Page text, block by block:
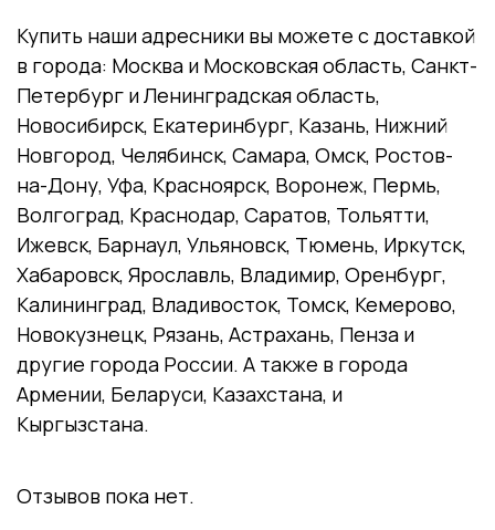
Купить наши адресники вы можете с доставкой
в города: Москва и Московская область, Санкт-
Петербург и Ленинградская область,
Новосибирск, Екатеринбург, Казань, Нижний
Новгород, Челябинск, Самара, Омск, Ростов-
на-Дону, Уфа, Красноярск, Воронеж, Пермь,
Волгоград, Краснодар, Саратов, Тольятти,
Ижевск, Барнаул, Ульяновск, Тюмень, Иркутск,
Хабаровск, Ярославль, Владимир, Оренбург,
Калининград, Владивосток, Томск, Кемерово,
Новокузнецк, Рязань, Астрахань, Пенза и
другие города России. А также в города
Армении, Беларуси, Казахстана, и
Кыргызстана.
Отзывов пока нет.